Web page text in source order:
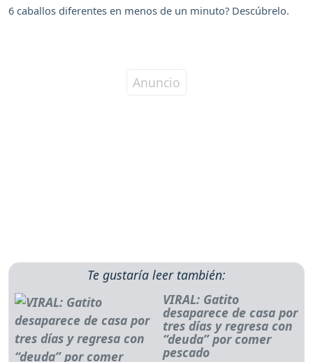
6 caballos diferentes en menos de un minuto? Descúbrelo.
Te gustaría leer también:
VIRAL: Gatito
desaparece de casa por
tres días y regresa con
“deuda” por comer
pescado